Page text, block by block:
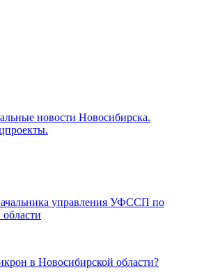
новости Новосибирска.
управления УФССП по
в Новосибирской области?